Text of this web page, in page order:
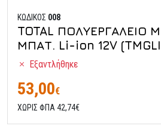
ΚΩΔΙΚΟΣ 008
TOTAL ΠΟΛΥΕΡΓΑΛΕΙΟ
ΜΠΑΤ. Li-ion 12V
Εξαντλήθηκε
53,00€
ΧΩΡΙΣ ΦΠΑ 42,74€